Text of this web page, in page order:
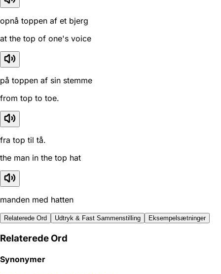
opnå toppen af et bjerg
at the top of one's voice
på toppen af sin stemme
from top to toe.
fra top til tå.
the man in the top hat
manden med hatten
Relaterede Ord Udtryk & Fast Sammenstilling Eksempelsætninger
Relaterede Ord
Synonymer